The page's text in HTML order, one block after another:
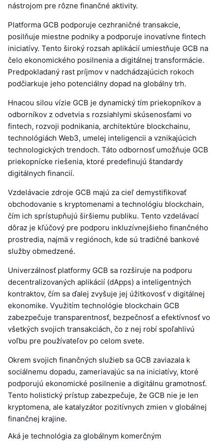
nástrojom pre rôzne finančné aktivity.
Platforma GCB podporuje cezhraničné transakcie,
posilňuje miestne podniky a podporuje inovatívne fintech
iniciatívy. Tento široký rozsah aplikácií umiestňuje GCB na
čelo ekonomického posilnenia a digitálnej transformácie.
Predpokladaný rast príjmov v nadchádzajúcich rokoch
podčiarkuje jeho potenciálny dopad na globálny trh.
Hnacou silou vízie GCB je dynamický tím priekopníkov a
odborníkov z odvetvia s rozsiahlymi skúsenosťami vo
fintech, rozvoji podnikania, architektúre blockchainu,
technológiách Web3, umelej inteligencii a vznikajúcich
technologických trendoch. Táto odbornosť umožňuje GCB
priekopnícke riešenia, ktoré predefinujú štandardy
digitálnych financií.
Vzdelávacie zdroje GCB majú za cieľ demystifikovať
obchodovanie s kryptomenami a technológiu blockchain,
čím ich sprístupňujú širšiemu publiku. Tento vzdelávací
dôraz je kľúčový pre podporu inkluzívnejšieho finančného
prostredia, najmä v regiónoch, kde sú tradičné bankové
služby obmedzené.
Univerzálnosť platformy GCB sa rozširuje na podporu
decentralizovaných aplikácií (dApps) a inteligentných
kontraktov, čím sa ďalej zvyšuje jej úžitkovosť v digitálnej
ekonomike. Využitím technológie blockchain GCB
zabezpečuje transparentnosť, bezpečnosť a efektívnosť vo
všetkých svojich transakciách, čo z nej robí spoľahlivú
voľbu pre používateľov po celom svete.
Okrem svojich finančných služieb sa GCB zaviazala k
sociálnemu dopadu, zameriavajúc sa na iniciatívy, ktoré
podporujú ekonomické posilnenie a digitálnu gramotnosť.
Tento holistický prístup zabezpečuje, že GCB nie je len
kryptomena, ale katalyzátor pozitívnych zmien v globálnej
finančnej krajine.
Aká je technológia za globálnym komerčným